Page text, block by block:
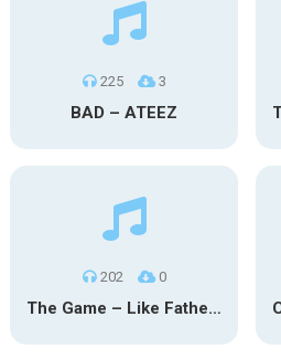
225 3
BAD – ATEEZ
202 0
The Game – Like Father Like Daughter